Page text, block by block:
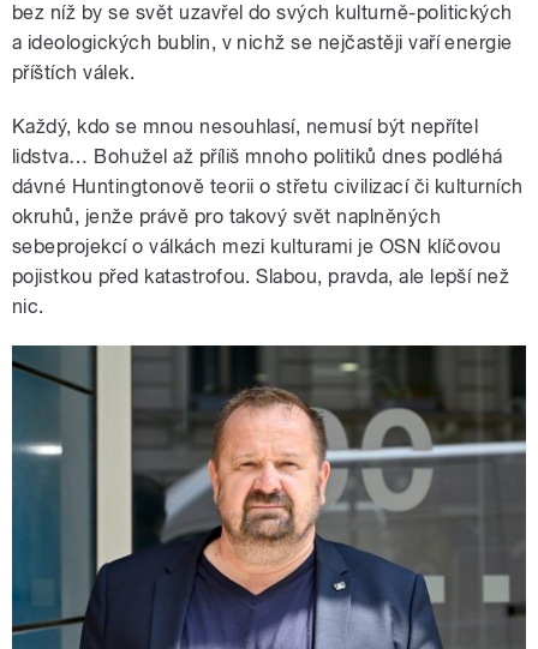
bez níž by se svět uzavřel do svých kulturně-politických
a ideologických bublin, v nichž se nejčastěji vaří energie
příštích válek.
Každý, kdo se mnou nesouhlasí, nemusí být nepřítel
lidstva… Bohužel až příliš mnoho politiků dnes podléhá
dávné Huntingtonově teorii o střetu civilizací či kulturních
okruhů, jenže právě pro takový svět naplněných
sebeprojekcí o válkách mezi kulturami je OSN klíčovou
pojistkou před katastrofou. Slabou, pravda, ale lepší než
nic.